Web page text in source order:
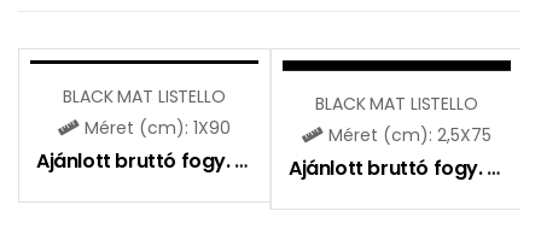
BLACK MAT LISTELLO
Méret (cm): 1X90
Ajánlott bruttó fogy. ár: 3590Ft
BLACK MAT LISTELLO
Méret (cm): 2,5X75
Ajánlott bruttó fogy. ár: